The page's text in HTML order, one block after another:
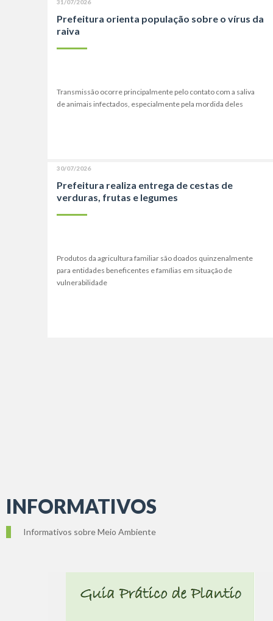
31/07/2026
Prefeitura orienta população sobre o vírus da
raiva
Transmissão ocorre principalmente pelo contato com a saliva
de animais infectados, especialmente pela mordida deles
30/07/2026
Prefeitura realiza entrega de cestas de
verduras, frutas e legumes
Produtos da agricultura familiar são doados quinzenalmente
para entidades beneficentes e famílias em situação de
vulnerabilidade
INFORMATIVOS
Informativos sobre Meio Ambiente